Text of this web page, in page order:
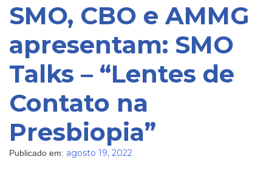
Blog
SMO, CBO e AMMG
apresentam: SMO
Talks – “Lentes de
Contato na
Presbiopia”
Publicado em: agosto 19, 2022